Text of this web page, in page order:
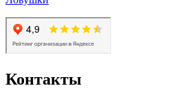
Контакты